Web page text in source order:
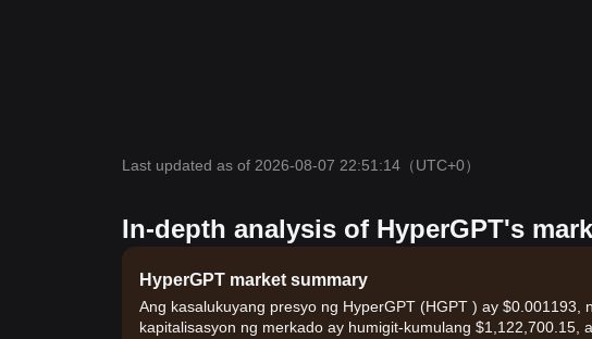
Last updated as of 2026-08-07 22:51:14 （UTC+0）
In-depth analysis of HyperGPT's
HyperGPT market summary
Ang kasalukuyang presyo ng HyperGPT (HGPT ) ay
kapitalisasyon ng merkado ay humigit-kumulang $1,122,700.15,